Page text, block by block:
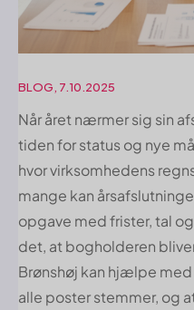
BLOG, 7.10.2025
Når året nærmer sig sin
tiden for status og nye
hvor virksomhedens
mange kan
opgave med frister, tal
det, at bogholderen
Brønshøj kan hjælpe
alle poster stemmer, og